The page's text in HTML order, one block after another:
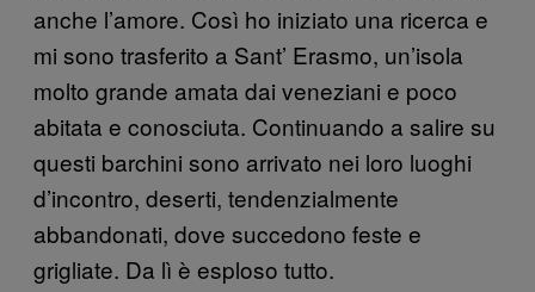
anche l’amore. Così ho iniziato una ricerca e
mi sono trasferito a Sant’ Erasmo, un’isola
molto grande amata dai veneziani e poco
abitata e conosciuta. Continuando a salire su
questi barchini sono arrivato nei loro luoghi
d’incontro, deserti, tendenzialmente
abbandonati, dove succedono feste e
grigliate. Da lì è esploso tutto.